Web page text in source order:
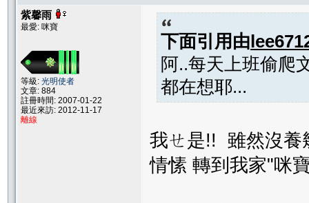
紫馨雨
最愛: 咪寶
等級: 光明使者
文章: 884
註冊時間: 2007-01-22
最近來訪: 2012-11-17
離線
下面引用由
阿..每天上班偷爬
都在想耶...
我ㄝ是!! 雖然沒養
情愫 轉到我家"咪